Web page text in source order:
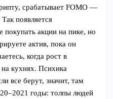
срабатывает FOMO —
появляется
покупать акции на пике, но
актив, пока он
когда рост в
на кухнях. Психика
все берут, значит, там
годы: толпы людей